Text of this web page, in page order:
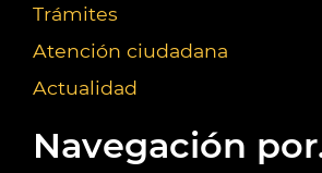
Trámites
Atención ciudadana
Actualidad
Navegación